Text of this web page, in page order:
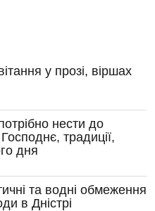
у прозі, віршах
нести до
традиції,
дня
та водні обмеження
в Дністрі